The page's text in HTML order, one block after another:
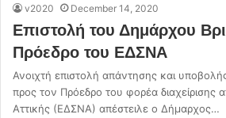
v2020 December 14, 2020
Επιστολή του Δημάρχου
Πρόεδρο του ΕΔΣΝΑ
Ανοιχτή επιστολή απάντησης και
προς τον Πρόεδρο του φορέα διαχείρισης
Αττικής (ΕΔΣΝΑ) απέστειλε ο Δήμαρχος…